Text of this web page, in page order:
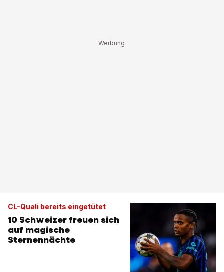
CL-Quali bereits eingetütet
10 Schweizer freuen sich
auf magische
Sternennächte